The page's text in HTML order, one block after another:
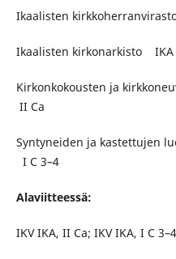
Ikaalisten
Ikaalisten kirkonarkisto IKA
Kirkonkokousten ja
II Ca
Syntyneiden ja kastettujen
I C 3–4
Alaviitteessä:
IKV IKA, II Ca; IKV IKA, I C